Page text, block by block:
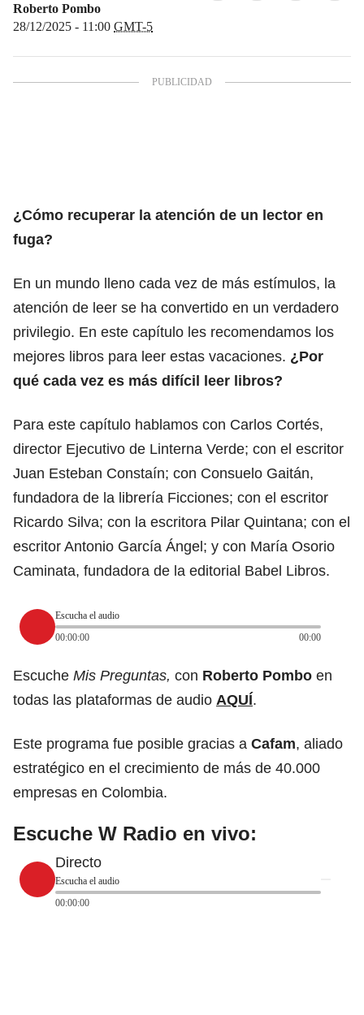
Roberto Pombo
28/12/2025 - 11:00 GMT-5
¿Cómo recuperar la atención de un lector en
fuga?
En un mundo lleno cada vez de más estímulos, la
atención de leer se ha convertido en un verdadero
privilegio. En este capítulo les recomendamos los
mejores libros para leer estas vacaciones. ¿Por
qué cada vez es más difícil leer libros?
Para este capítulo hablamos con Carlos Cortés,
director Ejecutivo de Linterna Verde; con el escritor
Juan Esteban Constaín; con Consuelo Gaitán,
fundadora de la librería Ficciones; con el escritor
Ricardo Silva; con la escritora Pilar Quintana; con el
escritor Antonio García Ángel; y con María Osorio
Caminata, fundadora de la editorial Babel Libros.
Escucha el audio
00:00:00
00:00
Escuche Mis Preguntas, con Roberto Pombo en
todas las plataformas de audio AQUÍ.
Este programa fue posible gracias a Cafam, aliado
estratégico en el crecimiento de más de 40.000
empresas en Colombia.
Escuche W Radio en vivo:
Directo
Escucha el audio
00:00:00